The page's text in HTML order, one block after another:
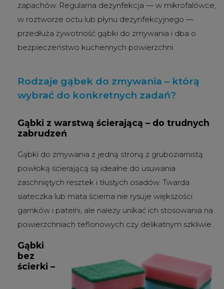
zapachów. Regularna dezynfekcja — w mikrofalówce,
w roztworze octu lub płynu dezynfekcyjnego —
przedłuża żywotność gąbki do zmywania i dba o
bezpieczeństwo kuchennych powierzchni.
Rodzaje gąbek do zmywania – którą
wybrać do konkretnych zadań?
Gąbki z warstwą ścierającą – do trudnych
zabrudzeń
Gąbki do zmywania z jedną stroną z gruboziarnistą
powłoką ścierającą są idealne do usuwania
zaschniętych resztek i tłustych osadów. Twarda
siateczka lub mata ścierna nie rysuje większości
garnków i patelni, ale należy unikać ich stosowania na
powierzchniach teflonowych czy delikatnym szkliwie.
Gąbki
bez
ścierki –